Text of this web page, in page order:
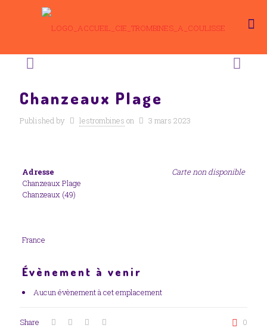
Chanzeaux Plage
Published by lestrombines on 3 mars 2023
Carte non disponible
Adresse
Chanzeaux Plage
Chanzeaux (49)
France
Évènement à venir
Aucun évènement à cet emplacement
Share 0